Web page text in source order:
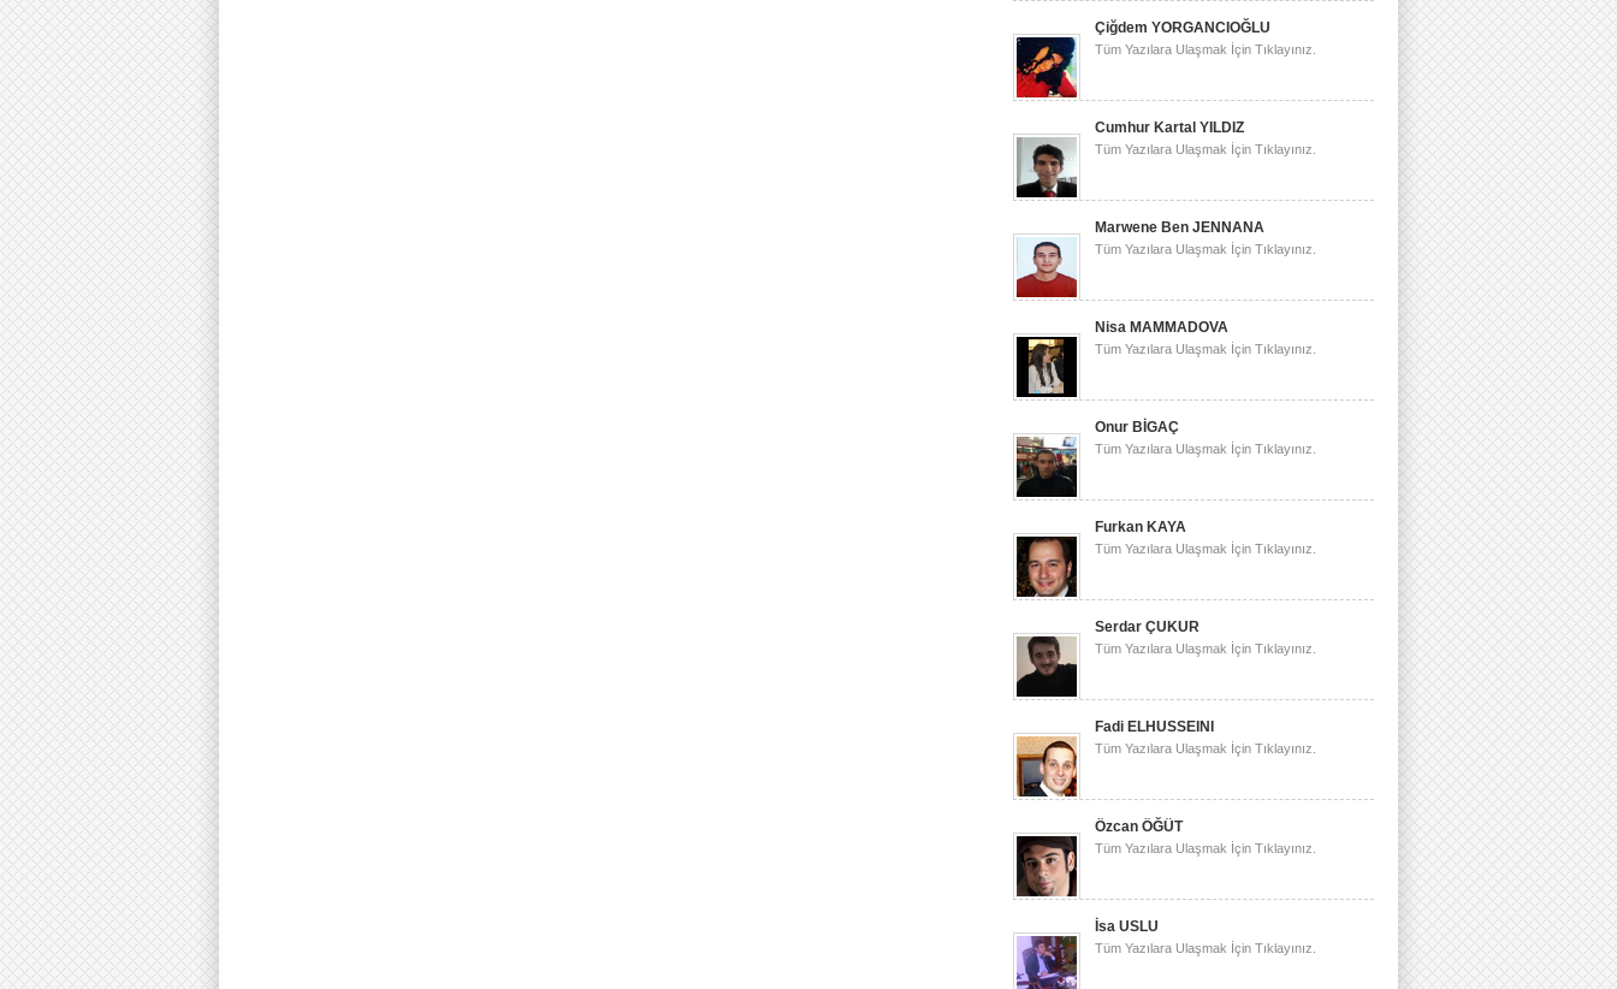
Çiğdem YORGANCIOĞLU
Tüm Yazılara Ulaşmak İçin Tıklayınız.
Cumhur Kartal YILDIZ
Tüm Yazılara Ulaşmak İçin Tıklayınız.
Marwene Ben JENNANA
Tüm Yazılara Ulaşmak İçin Tıklayınız.
Nisa MAMMADOVA
Tüm Yazılara Ulaşmak İçin Tıklayınız.
Onur BİGAÇ
Tüm Yazılara Ulaşmak İçin Tıklayınız.
Furkan KAYA
Tüm Yazılara Ulaşmak İçin Tıklayınız.
Serdar ÇUKUR
Tüm Yazılara Ulaşmak İçin Tıklayınız.
Fadi ELHUSSEINI
Tüm Yazılara Ulaşmak İçin Tıklayınız.
Özcan ÖĞÜT
Tüm Yazılara Ulaşmak İçin Tıklayınız.
İsa USLU
Tüm Yazılara Ulaşmak İçin Tıklayınız.